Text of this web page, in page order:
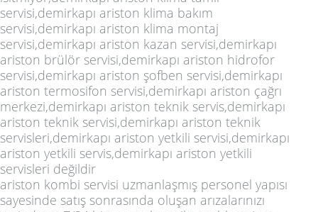
servisi,demirkapı ariston klima bakım
servisi,demirkapı ariston klima montaj
servisi,demirkapı ariston kazan servisi,demirkapı
ariston brülör servisi,demirkapı ariston hidrofor
servisi,demirkapı ariston şofben servisi,demirkapı
ariston termosifon servisi,demirkapı ariston çağrı
merkezi,demirkapı ariston teknik servis,demirkapı
ariston teknik servisi,demirkapı ariston teknik
servisleri,demirkapı ariston yetkili servisi,demirkapı
ariston yetkili servis,demirkapı ariston yetkili
servisleri değildir
ariston kombi servisi uzmanlaşmış personel yapısı
sayesinde satış sonrasında oluşan arızalarınızı